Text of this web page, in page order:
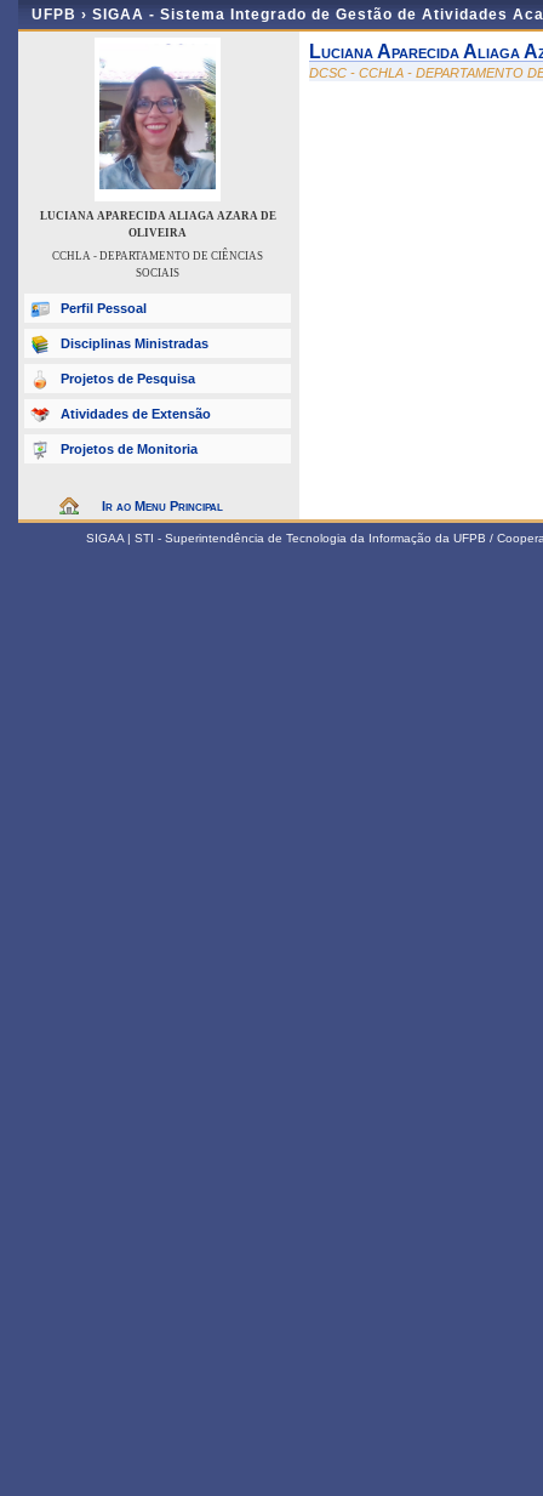
UFPB › SIGAA - Sistema Integrado de Gestão de Atividades
LUCIANA APARECIDA ALIAGA AZARA DE
OLIVEIRA
CCHLA - DEPARTAMENTO DE CIÊNCIAS
SOCIAIS
Perfil Pessoal
Disciplinas Ministradas
Projetos de Pesquisa
Atividades de Extensão
Projetos de Monitoria
Ir ao Menu Principal
Luciana Aparecida Aliaga
DCSC - CCHLA - DEPARTAMENTO
SIGAA | STI - Superintendência de Tecnologia da Informação da UFPB /